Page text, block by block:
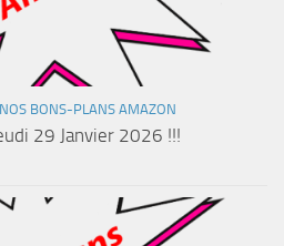
BONS-PLANS AMAZON
29 Janvier 2026 !!!